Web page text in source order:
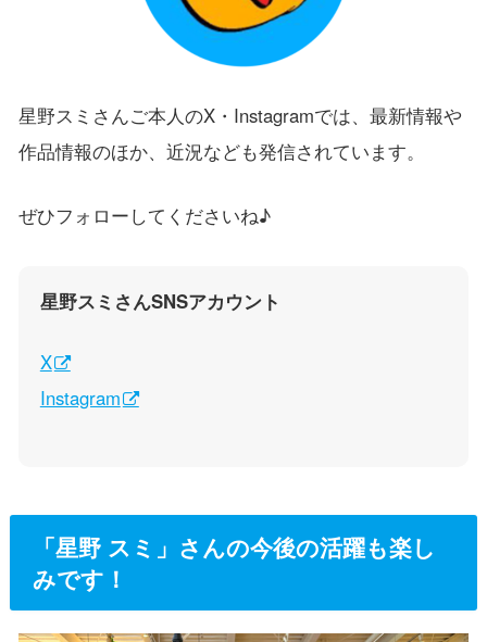
星野スミさんご本人のX・Instagramでは、最新情報や
作品情報のほか、近況なども発信されています。
ぜひフォローしてくださいね♪
星野スミさんSNSアカウント
X
Instagram
「星野 スミ」さんの今後の活躍も楽し
みです！